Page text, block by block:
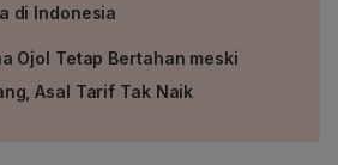
di Indonesia
Ojol Tetap Bertahan meski
Asal Tarif Tak Naik